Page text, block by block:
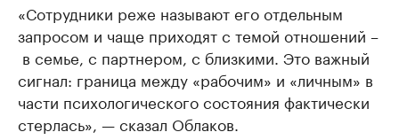
«Сотрудники реже называют его отдельным
запросом и чаще приходят с темой отношений –
в семье, с партнером, с близкими. Это важный
сигнал: граница между «рабочим» и «личным» в
части психологического состояния фактически
стерлась», — сказал Облаков.